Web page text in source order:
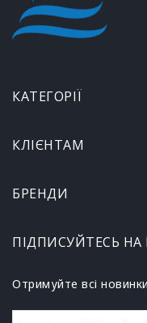
КАТЕГОРІЇ
КЛІЄНТАМ
БРЕНДИ
ПІДПИСУЙТЕСЬ НА
Отримуйте всі